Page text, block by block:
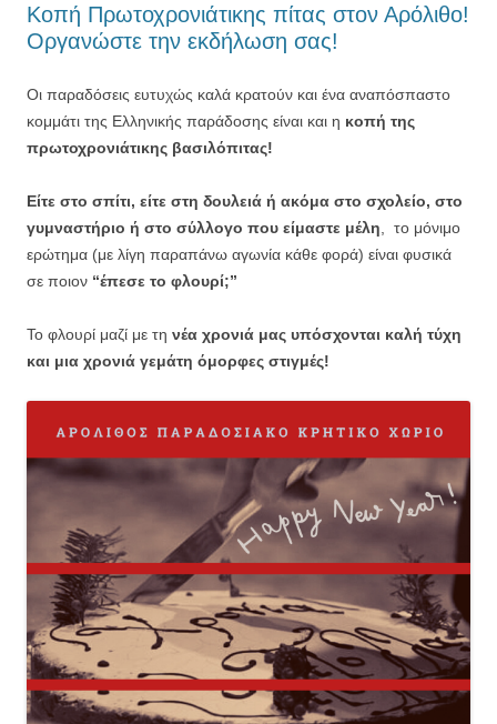
Κοπή Πρωτοχρονιάτικης πίτας στον Αρόλιθο!
Οργανώστε την εκδήλωση σας!
Οι παραδόσεις ευτυχώς καλά κρατούν και ένα αναπόσπαστο
κομμάτι της Ελληνικής παράδοσης είναι και η κοπή της
πρωτοχρονιάτικης βασιλόπιτας!
Είτε στο σπίτι, είτε στη δουλειά ή ακόμα στο σχολείο, στο
γυμναστήριο ή στο σύλλογο που είμαστε μέλη , το μόνιμο
ερώτημα (με λίγη παραπάνω αγωνία κάθε φορά) είναι φυσικά
σε ποιον “έπεσε το φλουρί;”
Το φλουρί μαζί με τη νέα χρονιά μας υπόσχονται καλή τύχη
και μια χρονιά γεμάτη όμορφες στιγμές!